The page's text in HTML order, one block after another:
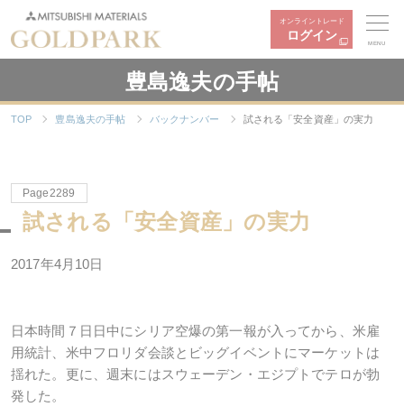
オンライントレード
ログイン
MENU
豊島逸夫の手帖
TOP 豊島逸夫の手帖 バックナンバー 試される「安全資産」の実力
Page2289
試される「安全資産」の実力
2017年4月10日
日本時間７日日中にシリア空爆の第一報が入ってから、米雇
用統計、米中フロリダ会談とビッグイベントにマーケットは
揺れた。更に、週末にはスウェーデン・エジプトでテロが勃
発した。